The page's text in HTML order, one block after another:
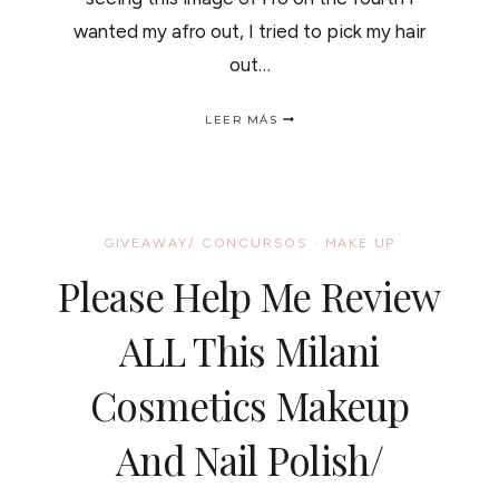
wanted my afro out, I tried to pick my hair
out…
LEER MÁS
NATURAL
STYLE../
ESTILOS
DEL
4
JULIO
GIVEAWAY/ CONCURSOS · MAKE UP
Please Help Me Review
ALL This Milani
Cosmetics Makeup
And Nail Polish/